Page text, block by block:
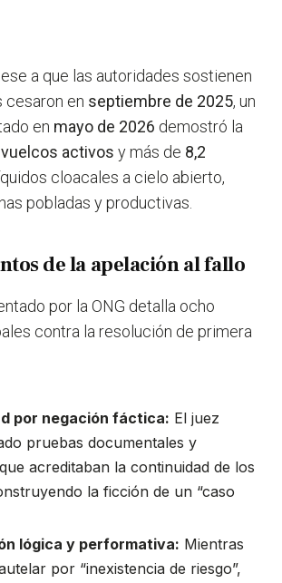
a que las autoridades sostienen
cesaron en septiembre de 2025, un
en mayo de 2026 demostró la
activos y más de 8,2
cloacales a cielo abierto,
pobladas y productivas.
de la apelación al fallo
por la ONG detalla ocho
contra la resolución de primera
por negación fáctica: El juez
pruebas documentales y
acreditaban la continuidad de los
la ficción de un “caso
lógica y performativa: Mientras
por “inexistencia de riesgo”,